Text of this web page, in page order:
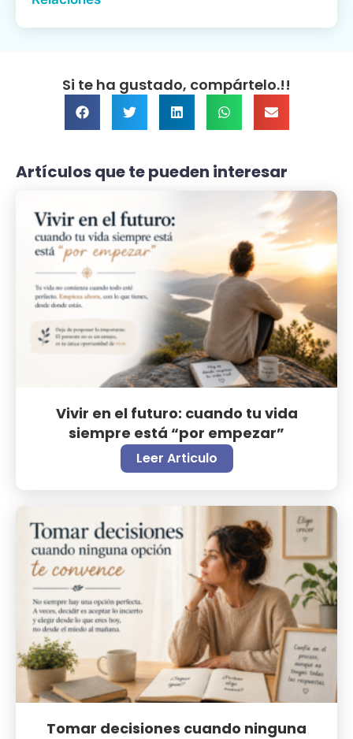
Si te ha gustado, compártelo.!!
Artículos que te pueden interesar
Vivir en el futuro: cuando tu vida
siempre está “por empezar”
Leer Articulo
Tomar decisiones cuando ninguna